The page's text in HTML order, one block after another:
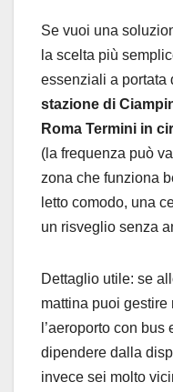
Se vuoi una
la scelta più
essenziali a portata
stazione di
Roma Termini in
(la frequenza può
zona che funziona
letto comodo, una
un risveglio senza
Dettaglio utile: se
mattina puoi
l’aeroporto con
dipendere dalla
invece sei molto